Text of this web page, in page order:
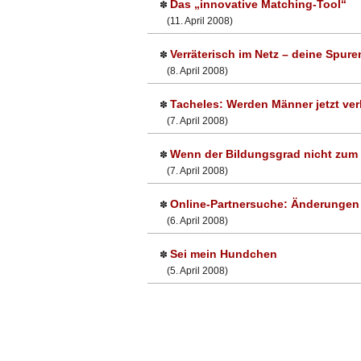
✽ Das „innovative Matching-Tool“
(11. April 2008)
✽ Verräterisch im Netz – deine
(8. April 2008)
✽ Tacheles: Werden Männer jetzt
(7. April 2008)
✽ Wenn der Bildungsgrad nicht
(7. April 2008)
✽ Online-Partnersuche:
(6. April 2008)
✽ Sei mein Hundchen
(5. April 2008)